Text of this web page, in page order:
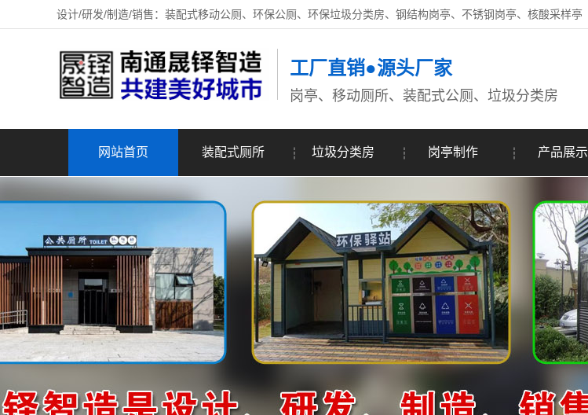
设计/研发/制造/销售：装配式移动公厕、环保公厕、环保垃圾分类房、钢结构岗亭、不锈钢岗亭、核酸采样亭
工厂直销●源头厂家
岗亭、移动厕所、装配式公厕、垃圾分类房
网站首页 装配式厕所 垃圾分类房 岗亭制作 产品展示